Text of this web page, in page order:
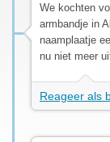
We kochten
armbandje in
naamplaatje
nu niet meer
Reageer als